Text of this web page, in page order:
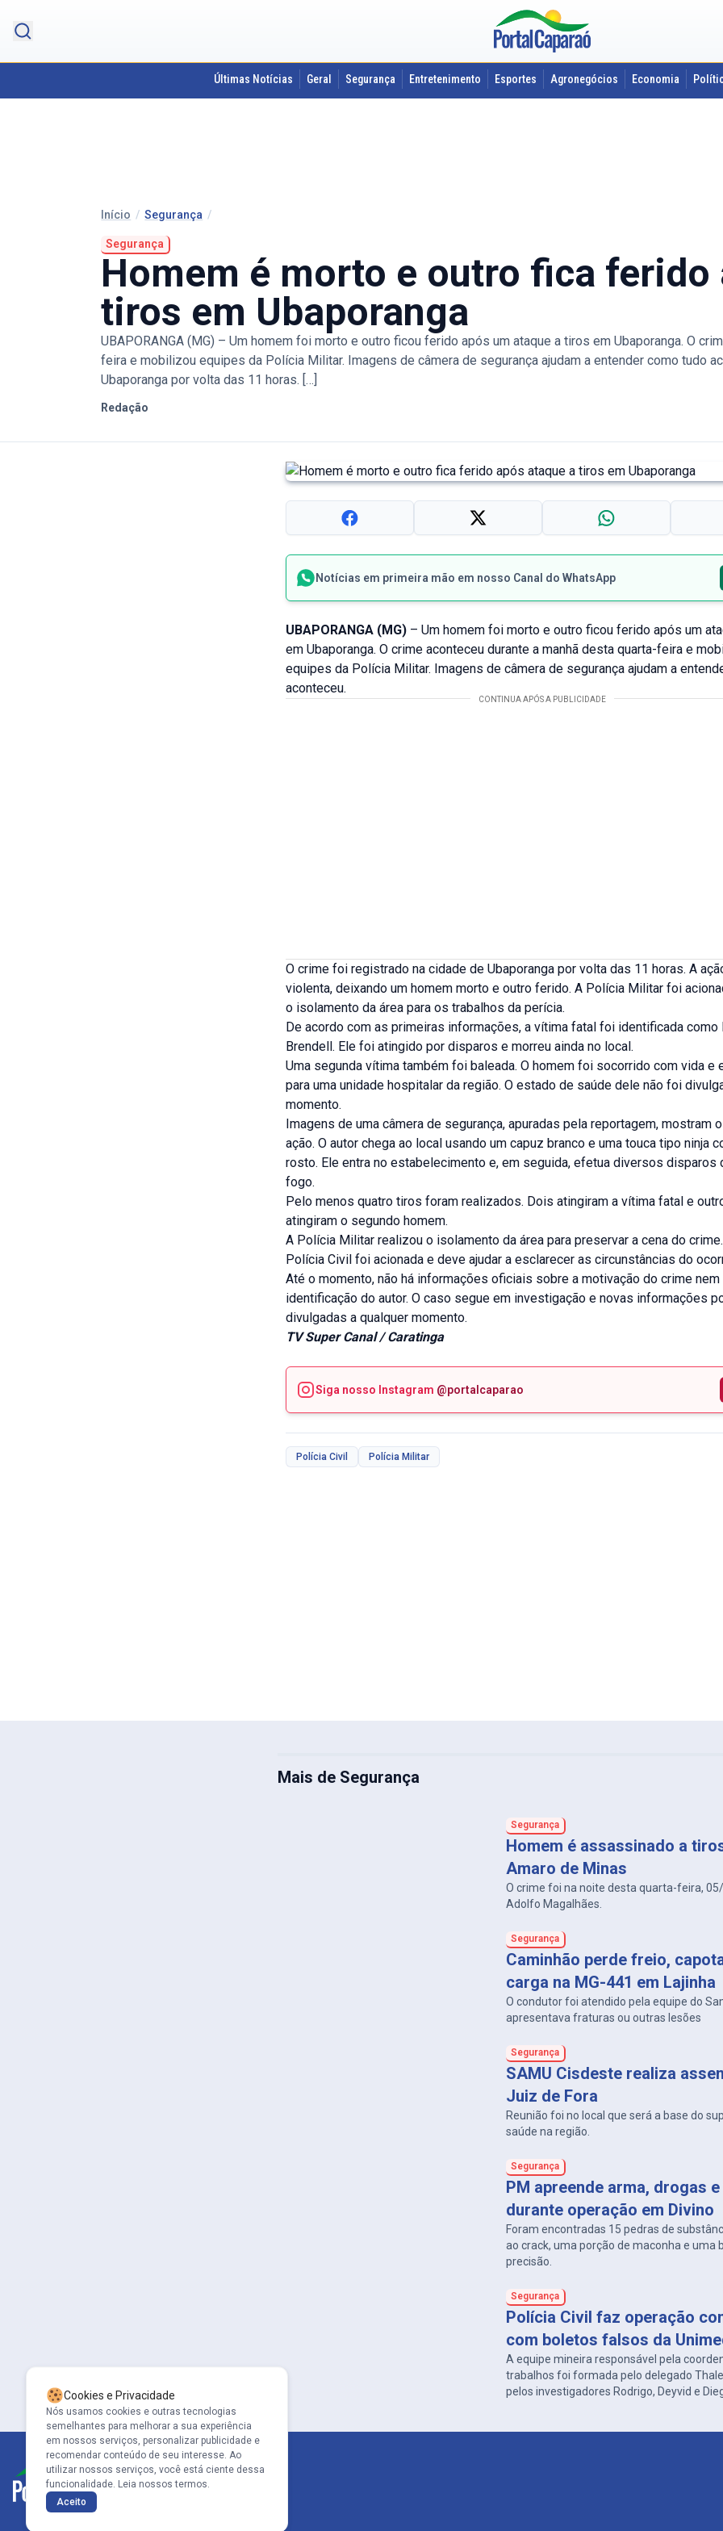
Últimas Notícias Geral Segurança Entretenimento Esportes Agronegócios Economia
Início /Segurança /
Segurança
Homem é morto e outro fica ferido
tiros em Ubaporanga
UBAPORANGA (MG) – Um homem foi morto e outro ficou ferido após um ataque a tiros em Ubaporanga. O
feira e mobilizou equipes da Polícia Militar. Imagens de câmera de segurança ajudam a entender como tudo
Ubaporanga por volta das 11 horas. […]
Redação
Notícias em primeira mão em nosso Canal do WhatsApp
UBAPORANGA (MG)– Um homem foi morto e outro ficou ferido após um
em Ubaporanga. O crime aconteceu durante a manhã desta quarta-feira e
equipes da Polícia Militar. Imagens de câmera de segurança ajudam a
aconteceu.
O crime foi registrado na cidade de Ubaporanga por volta das 11 horas. A
violenta, deixando um homem morto e outro ferido. A Polícia Militar foi
o isolamento da área para os trabalhos da perícia.
De acordo com as primeiras informações, a vítima fatal foi identificada como
Brendell. Ele foi atingido por disparos e morreu ainda no local.
Uma segunda vítima também foi baleada. O homem foi socorrido com vida e
para uma unidade hospitalar da região. O estado de saúde dele não foi
momento.
Imagens de uma câmera de segurança, apuradas pela reportagem, mostram
ação. O autor chega ao local usando um capuz branco e uma touca tipo ninja
rosto. Ele entra no estabelecimento e, em seguida, efetua diversos disparos
fogo.
Pelo menos quatro tiros foram realizados. Dois atingiram a vítima fatal e
atingiram o segundo homem.
A Polícia Militar realizou o isolamento da área para preservar a cena do
Polícia Civil foi acionada e deve ajudar a esclarecer as circunstâncias do
Até o momento, não há informações oficiais sobre a motivação do crime
identificação do autor. O caso segue em investigação e novas informações
divulgadas a qualquer momento.
TV Super Canal / Caratinga
Siga nosso Instagram @portalcaparao
Polícia Civil Polícia Militar
Mais de Segurança
Segurança
Homem é assassinado a
Amaro de Minas
O crime foi na noite desta quarta-feira,
Adolfo Magalhães.
Segurança
Caminhão perde freio,
carga na MG-441 em Lajinha
O condutor foi atendido pela equipe do
apresentava fraturas ou outras lesões
Segurança
SAMU Cisdeste realiza
Juiz de Fora
Reunião foi no local que será a base do
saúde na região.
Segurança
PM apreende arma, drogas
durante operação em Divino
Foram encontradas 15 pedras de
ao crack, uma porção de maconha e uma
precisão.
Segurança
Polícia Civil faz operação
com boletos falsos da
A equipe mineira responsável pela
trabalhos foi formada pelo delegado
pelos investigadores Rodrigo, Deyvid e
Cookies e Privacidade
Nós usamos cookies e outras tecnologias
semelhantes para melhorar a sua experiência
em nossos serviços, personalizar publicidade e
recomendar conteúdo de seu interesse. Ao
utilizar nossos serviços, você está ciente dessa
funcionalidade. Leia nossos termos.
Aceito